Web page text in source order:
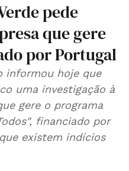
pede
que gere
por Portugal
informou hoje que
uma investigação à
gere o programa
financiado por
existem indícios